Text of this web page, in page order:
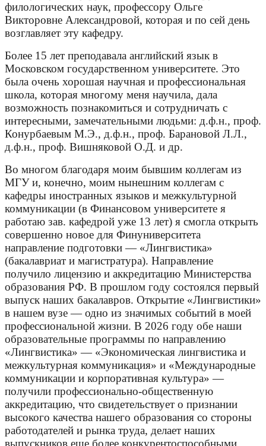
филологических наук, профессору Ольге
Викторовне Александровой, которая и по сей день
возглавляет эту кафедру.
Более 15 лет преподавала английский язык в
Московском государственном университете. Это
была очень хорошая научная и профессиональная
школа, которая многому меня научила, дала
возможность познакомиться и сотрудничать с
интересными, замечательными людьми: д.ф.н., проф.
Конурбаевым М.Э., д.ф.н., проф. Барановой Л.Л.,
д.ф.н., проф. Вишняковой О.Д. и др.
Во многом благодаря моим бывшим коллегам из
МГУ и, конечно, моим нынешним коллегам с
кафедры иностранных языков и межкультурной
коммуникации (в Финансовом университете я
работаю зав. кафедрой уже 13 лет) я смогла открыть
совершенно новое для Финуниверситета
направление подготовки — «Лингвистика»
(бакалавриат и магистратура). Направление
получило лицензию и аккредитацию Министерства
образования РФ. В прошлом году состоялся первый
выпуск наших бакалавров. Открытие «Лингвистики»
в нашем вузе — одно из значимых событий в моей
профессиональной жизни. В 2026 году обе наши
образовательные программы по направлению
«Лингвистика» — «Экономическая лингвистика и
межкультурная коммуникация» и «Международные
коммуникации и корпоративная культура» —
получили профессионально-общественную
аккредитацию, что свидетельствует о признании
высокого качества нашего образования со стороны
работодателей и рынка труда, делает наших
выпускников еще более конкурентоспособными.